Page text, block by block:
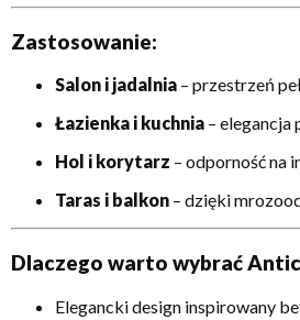
Zastosowanie:
Salon i jadalnia– przestrzeń
Łazienka i kuchnia– elegancja
Hol i korytarz – odporność na
Taras i balkon– dzięki
Dlaczego warto wybrać
Elegancki design inspirowany